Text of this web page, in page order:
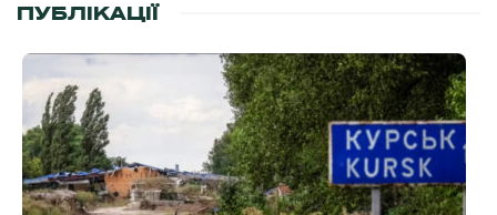
ПУБЛІКАЦІЇ